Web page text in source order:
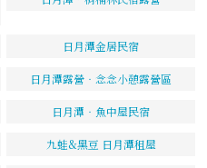
日月潭金居民宿
日月潭露營‧念念小憩露營區
日月潭‧魚中屋民宿
九蛙&黑豆 日月潭租屋